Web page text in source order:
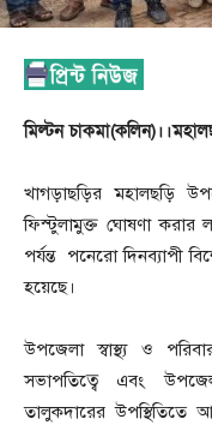
মিল্টন
খাগড়াছড়ির মহালছড়ি
ফিস্টুলামুক্ত ঘোষণা করার
পর্যন্ত পনেরো দিনব্যাপী
হয়েছে।
উপজেলা স্বাস্থ্য ও
সভাপতিত্বে এবং
তালুকদারের উপস্থিতিতে